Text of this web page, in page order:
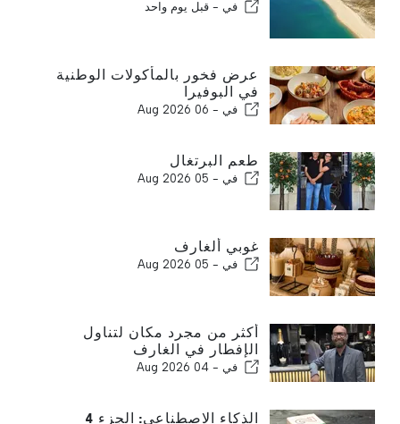
في - قبل يوم واحد
عرض فخور بالمأكولات الوطنية
في البوفيرا
في - 06 Aug 2026
طعم البرتغال
في - 05 Aug 2026
غوبي ألغارف
في - 05 Aug 2026
أكثر من مجرد مكان لتناول
الإفطار في الغارف
في - 04 Aug 2026
الذكاء الاصطناعي: الجزء 4